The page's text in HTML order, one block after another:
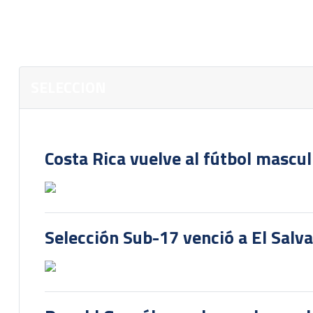
Costa Rica vuelve al fútbol
Selección Sub-17 venció a El